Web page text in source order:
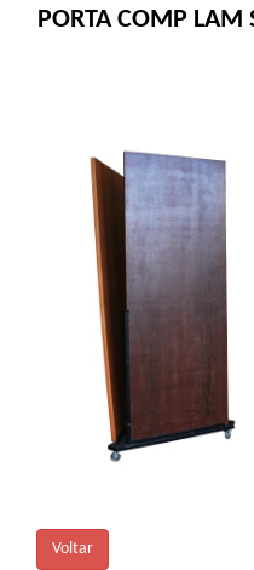
PORTA COMP LAM
Voltar